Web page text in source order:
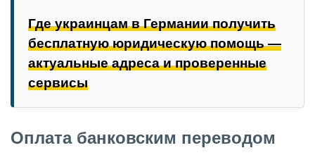
Где украинцам в Германии получить
бесплатную юридическую помощь —
актуальные адреса и проверенные
сервисы
Оплата банковским переводом